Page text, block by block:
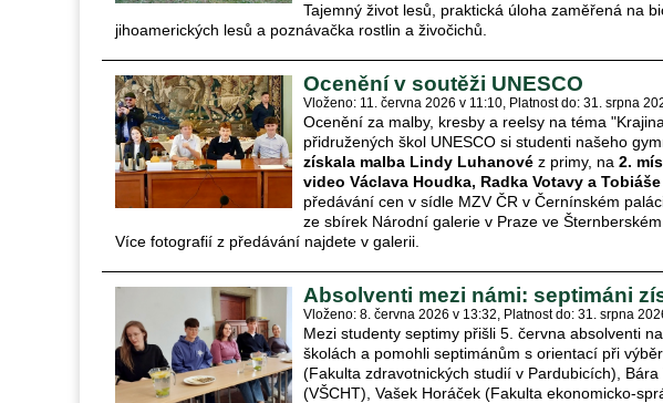
Tajemný život lesů, praktická úloha zaměřená na
jihoamerických lesů a poznávačka rostlin a živočichů.
Ocenění v soutěži UNESCO
Vloženo: 11. června 2026 v 11:10 Platnost do: 31. srpna
Ocenění za malby, kresby a reelsy na téma
přidružených škol UNESCO si studenti našeho
získala malba Lindy Luhanové z primy, na 2.
video Václava Houdka, Radka Votavy a
předávání cen v sídle MZV ČR v Černínském
ze sbírek Národní galerie v Praze ve
Více fotografií z předávání najdete v galerii.
Absolventi mezi námi: septimáni
Vloženo: 8. června 2026 v 13:32 Platnost do: 31. srpna
Mezi studenty septimy přišli 5. června absolventi
školách a pomohli septimánům s orientací při
(Fakulta zdravotnických studií v Pardubicích),
(VŠCHT), Vašek Horáček (Fakulta ekonomicko-